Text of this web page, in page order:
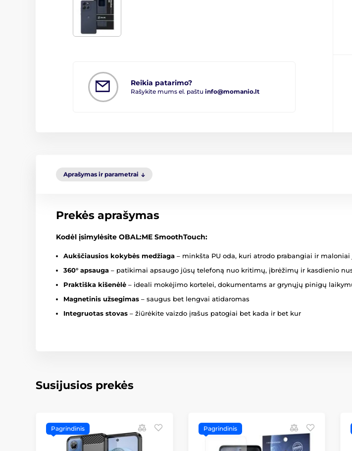
Reikia patarimo?
Rašykite mums el. paštu info@momanio.lt
Aprašymas ir parametrai
Prekės aprašymas
Kodėl įsimylėsite OBAL:ME SmoothTouch:
Aukščiausios kokybės medžiaga – minkšta PU oda, kuri atrodo prabangiai ir maloniai
360° apsauga – patikimai apsaugo jūsų telefoną nuo kritimų, įbrėžimų ir kasdienio
Praktiška kišenėlė – ideali mokėjimo kortelei, dokumentams ar grynųjų pinigų
Magnetinis užsegimas – saugus bet lengvai atidaromas
Integruotas stovas – žiūrėkite vaizdo įrašus patogiai bet kada ir bet kur
Susijusios prekės
Pagrindinis Pagrindinis